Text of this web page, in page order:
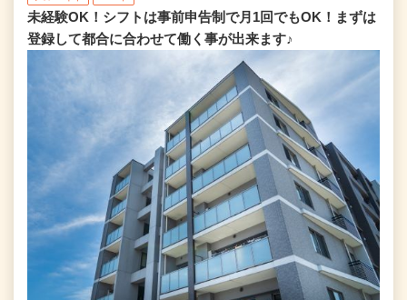
未経験OK！シフトは事前申告制で月1回でもOK！まずは
登録して都合に合わせて働く事が出来ます♪